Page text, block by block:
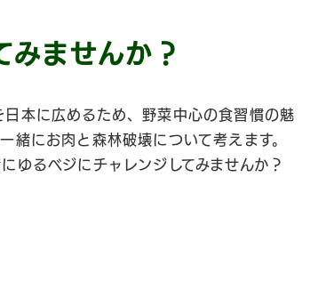
みませんか？
本に広めるため、野菜中心の食習慣の魅
緒にお肉と森林破壊について考えます。
ゆるベジにチャレンジしてみませんか？